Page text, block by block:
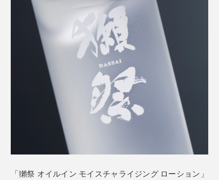
その酒粕には、約16種類の天然アミノ酸
が含まれ、
美肌原料としての優位性が判明。独自にエキスを抽出し
※皮膚の保湿因子NMFとも呼ばれ、肌が適度な水分を保つのを助ける物質。
「獺祭 オイルイン モイスチャライジング ローション」